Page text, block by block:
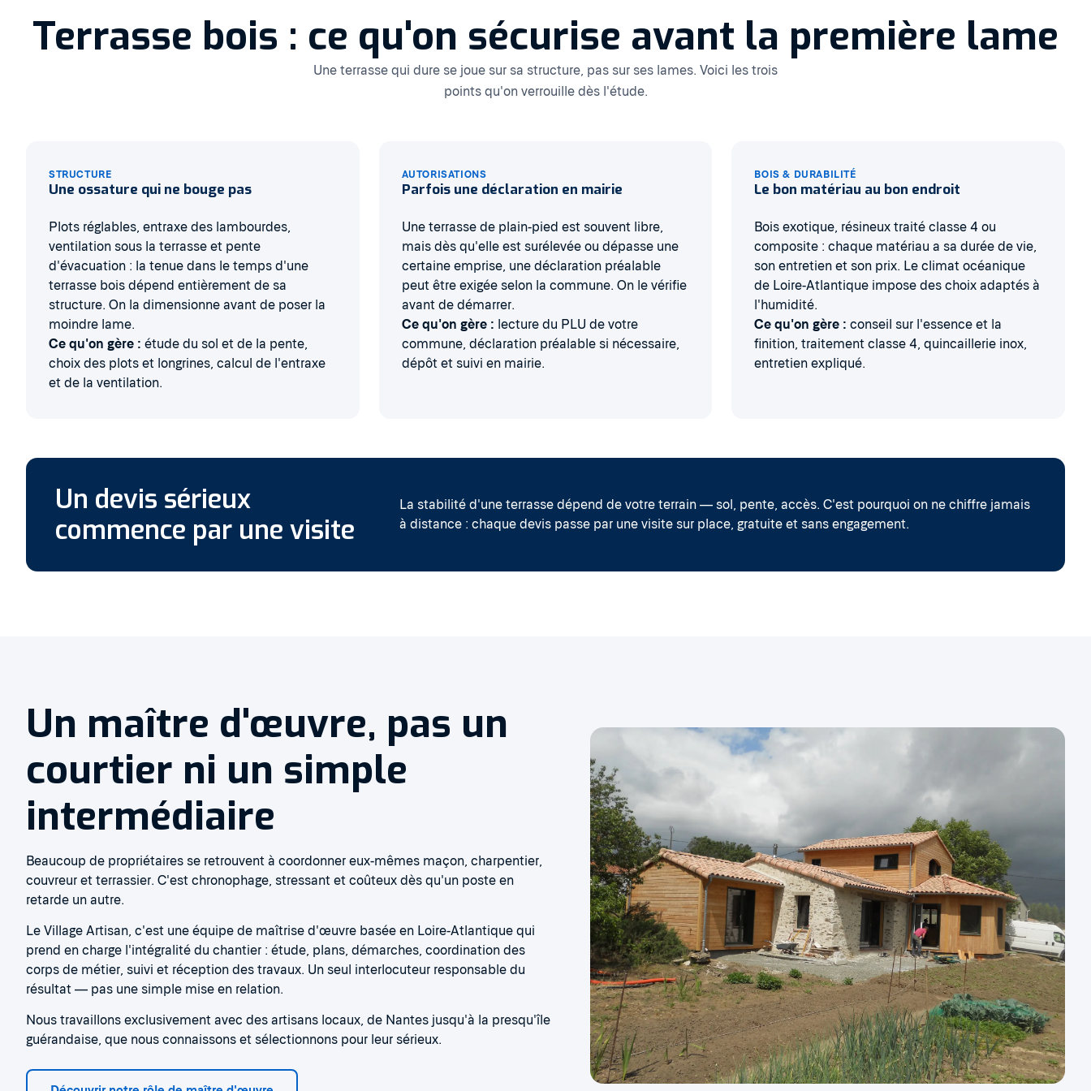
Terrasse bois : ce qu'on sécurise avant la première lame
Une terrasse qui dure se joue sur sa structure, pas sur ses lames. Voici les trois
points qu'on verrouille dès l'étude.
STRUCTURE
Une ossature qui ne bouge pas
Plots réglables, entraxe des lambourdes,
ventilation sous la terrasse et pente
d'évacuation : la tenue dans le temps d'une
terrasse bois dépend entièrement de sa
structure. On la dimensionne avant de poser la
moindre lame.
Ce qu'on gère : étude du sol et de la pente,
choix des plots et longrines, calcul de l'entraxe
et de la ventilation.
AUTORISATIONS
Parfois une déclaration en mairie
Une terrasse de plain-pied est souvent libre,
mais dès qu'elle est surélevée ou dépasse une
certaine emprise, une déclaration préalable
peut être exigée selon la commune. On le vérifie
avant de démarrer.
Ce qu'on gère : lecture du PLU de votre
commune, déclaration préalable si nécessaire,
dépôt et suivi en mairie.
BOIS & DURABILITÉ
Le bon matériau au bon endroit
Bois exotique, résineux traité classe 4 ou
composite : chaque matériau a sa durée de vie,
son entretien et son prix. Le climat océanique
de Loire-Atlantique impose des choix adaptés à
l'humidité.
Ce qu'on gère : conseil sur l'essence et la
finition, traitement classe 4, quincaillerie inox,
entretien expliqué.
Un devis sérieux
commence par une visite
La stabilité d'une terrasse dépend de votre terrain — sol, pente, accès. C'est pourquoi on ne chiffre jamais
à distance : chaque devis passe par une visite sur place, gratuite et sans engagement.
Un maître d'œuvre, pas un
courtier ni un simple
intermédiaire
Beaucoup de propriétaires se retrouvent à coordonner eux-mêmes maçon, charpentier,
couvreur et terrassier. C'est chronophage, stressant et coûteux dès qu'un poste en
retarde un autre.
Le Village Artisan, c'est une équipe de maîtrise d'œuvre basée en Loire-Atlantique qui
prend en charge l'intégralité du chantier : étude, plans, démarches, coordination des
corps de métier, suivi et réception des travaux. Un seul interlocuteur responsable du
résultat — pas une simple mise en relation.
Nous travaillons exclusivement avec des artisans locaux, de Nantes jusqu'à la presqu'île
guérandaise, que nous connaissons et sélectionnons pour leur sérieux.